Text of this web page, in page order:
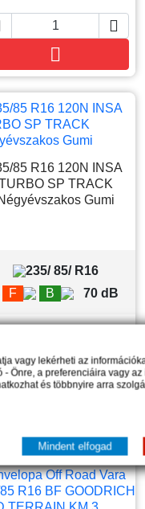


85 R16 120N INSA
SP TRACK
Gumi
235/ 85/ R16
F
B 70 dB
Raktáron 1

vagy lekérheti az
Önre, a preferenciáira vagy
és többnyire arra
Mindent elfogad